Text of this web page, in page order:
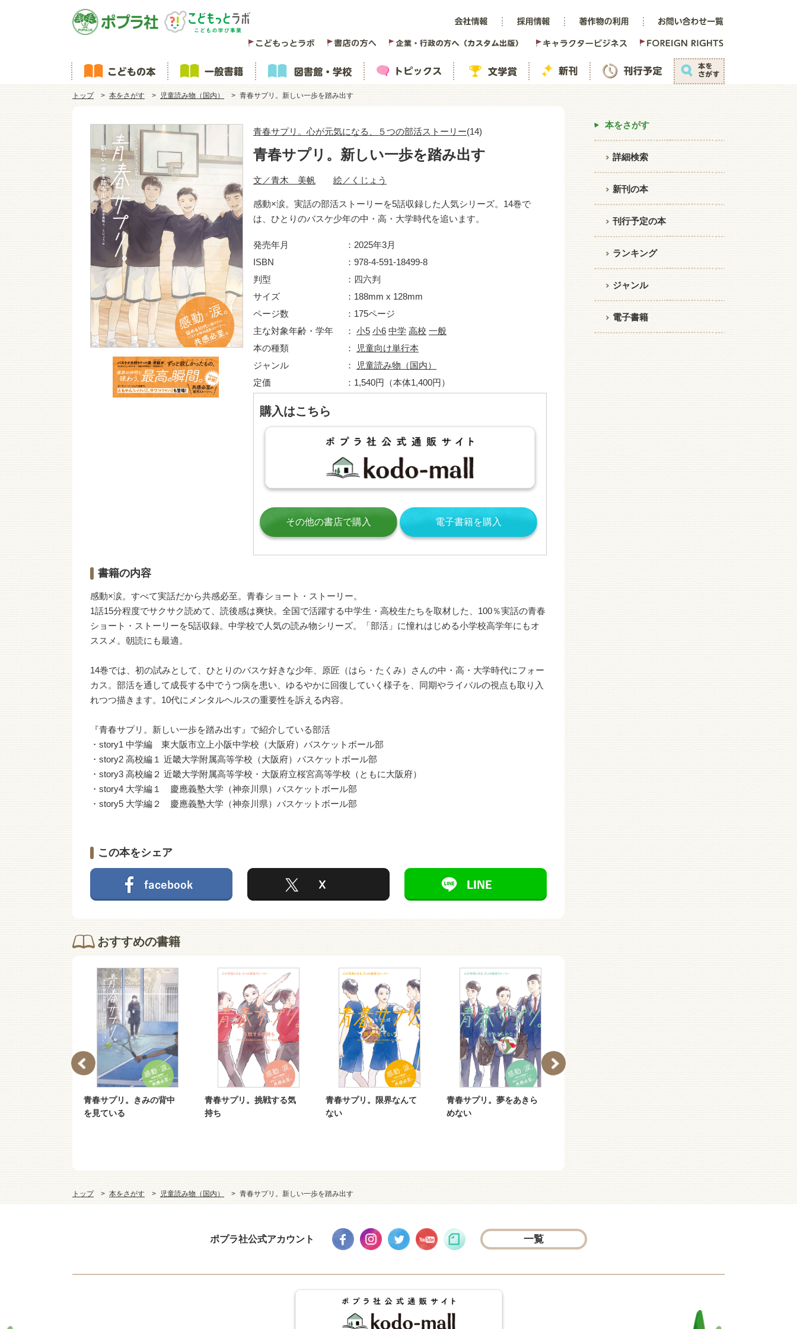
トップ 本をさがす 児童読み物（国内） 青春サプリ。新しい一歩を踏み出す
青春サプリ。心が元気になる、５つの部活ストーリー(14)
青春サプリ。新しい一歩を踏み出す
文／青木 美帆 絵／くじょう
感動×涙。実話の部活ストーリーを5話収録した人気シリーズ。14巻で
は、ひとりのバスケ少年の中・高・大学時代を追います。
発売年月
2025年3月
ISBN
978-4-591-18499-8
判型
四六判
サイズ
188mm x 128mm
ページ数
175ページ
主な対象年齢・学年
小5 小6 中学 高校 一般
本の種類
児童向け単行本
ジャンル
児童読み物（国内）
定価
1,540円（本体1,400円）
購入はこちら
その他の書店で購入 電子書籍を購入
書籍の内容
感動×涙。すべて実話だから共感必至。青春ショート・ストーリー。
1話15分程度でサクサク読めて、読後感は爽快。全国で活躍する中学生・高校生たちを取材した、100％実話の青春
ショート・ストーリーを5話収録。中学校で人気の読み物シリーズ。「部活」に憧れはじめる小学校高学年にもオ
ススメ。朝読にも最適。
14巻では、初の試みとして、ひとりのバスケ好きな少年、原匠（はら・たくみ）さんの中・高・大学時代にフォー
カス。部活を通して成長する中でうつ病を患い、ゆるやかに回復していく様子を、同期やライバルの視点も取り入
れつつ描きます。10代にメンタルヘルスの重要性を訴える内容。
『青春サプリ。新しい一歩を踏み出す』で紹介している部活
・story1 中学編 東大阪市立上小阪中学校（大阪府）バスケットボール部
・story2 高校編１ 近畿大学附属高等学校（大阪府）バスケットボール部
・story3 高校編２ 近畿大学附属高等学校・大阪府立桜宮高等学校（ともに大阪府）
・story4 大学編１ 慶應義塾大学（神奈川県）バスケットボール部
・story5 大学編２ 慶應義塾大学（神奈川県）バスケットボール部
この本をシェア
おすすめの書籍
青春サプリ。きみの背中
を見ている
青春サプリ。挑戦する気
持ち
青春サプリ。限界なんて
ない
青春サプリ。夢をあきら
めない
本をさがす
詳細検索
新刊の本
刊行予定の本
ランキング
ジャンル
電子書籍
トップ 本をさがす 児童読み物（国内） 青春サプリ。新しい一歩を踏み出す
ポプラ社公式アカウント 一覧